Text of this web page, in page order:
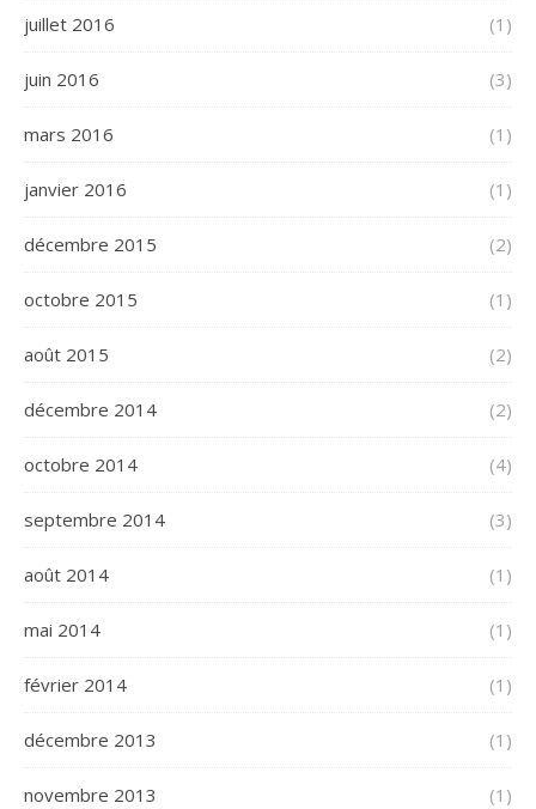
juillet 2016 (1)
juin 2016 (3)
mars 2016 (1)
janvier 2016 (1)
décembre 2015 (2)
octobre 2015 (1)
août 2015 (2)
décembre 2014 (2)
octobre 2014 (4)
septembre 2014 (3)
août 2014 (1)
mai 2014 (1)
février 2014 (1)
décembre 2013 (1)
novembre 2013 (1)